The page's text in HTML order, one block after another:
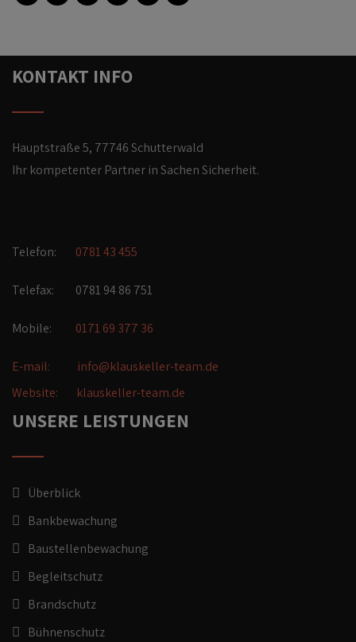
KONTAKT INFO
Hauptstraße 5, 77746 Schutterwald
Ihr kompetenter Partner in Sachen Sicherheit.
Telefon: 0781 43 455
Telefax: 0781 94 86 751
Mobile: 0171 69 377 36
E-mail:
info@klauskeller-team.de
Website:
klauskeller-team.de
UNSERE LEISTUNGEN
Überblick
Bankbewachung
Baustellenbewachung
Begleitschutz
Brandschutz
Bühnenschutz